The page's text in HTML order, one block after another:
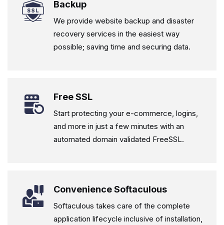
Backup
We provide website backup and disaster
recovery services in the easiest way
possible; saving time and securing data.
Free SSL
Start protecting your e-commerce, logins,
and more in just a few minutes with an
automated domain validated FreeSSL.
Convenience Softaculous
Softaculous takes care of the complete
application lifecycle inclusive of installation,